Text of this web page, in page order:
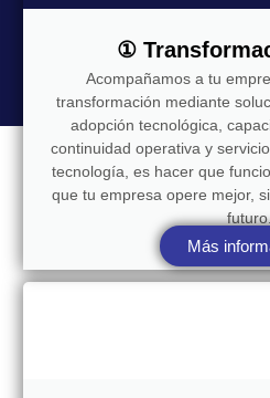
①
Acompañamos a tu
transformación mediante
adopción tecnológica,
continuidad operativa y
tecnología, es hacer que
que tu empresa opere mejor,
Más